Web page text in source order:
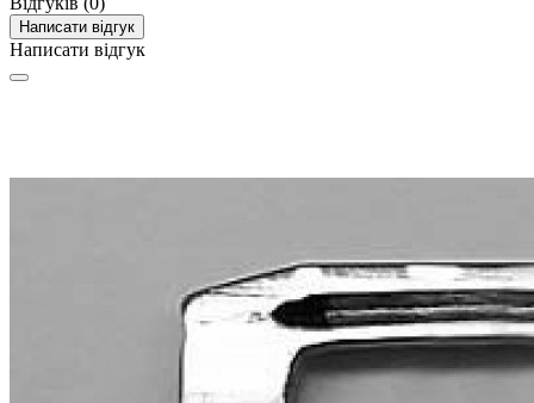
Написати відгук
Написати відгук